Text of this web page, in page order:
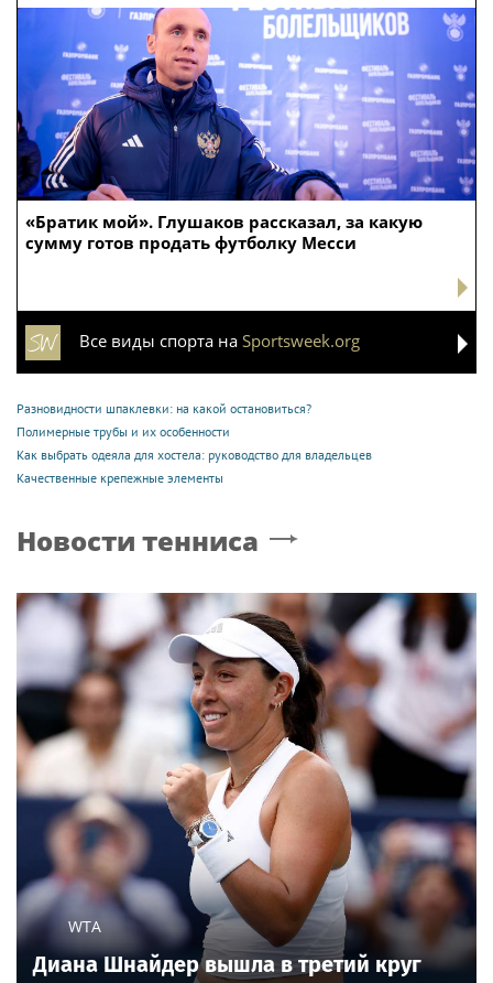
«Братик мой». Глушаков рассказал, за какую
сумму готов продать футболку Месси
Все виды спорта на Sportsweek.org
Разновидности шпаклевки: на какой остановиться?
Полимерные трубы и их особенности
Как выбрать одеяла для хостела: руководство для владельцев
Качественные крепежные элементы
Новости тенниса
WTA
Диана Шнайдер вышла в третий круг